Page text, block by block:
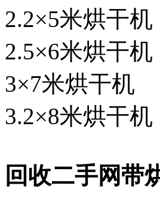
2.2×5米烘干机
2.5×6米烘干机
3×7米烘干机
3.2×8米烘干机
回收二手网带